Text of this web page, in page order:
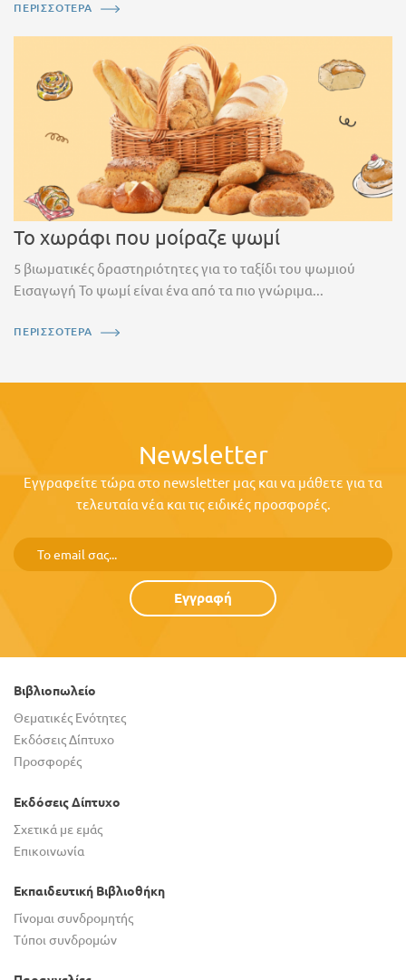
ΠΕΡΙΣΣΟΤΕΡΑ
Το χωράφι που μοίραζε ψωμί
5 βιωματικές δραστηριότητες για το ταξίδι του ψωμιού
Εισαγωγή Το ψωμί είναι ένα από τα πιο γνώριμα...
ΠΕΡΙΣΣΟΤΕΡΑ
Newsletter
Εγγραφείτε τώρα στο newsletter μας και να μάθετε για τα
τελευταία νέα και τις ειδικές προσφορές.
Εγγραφή
Βιβλιοπωλείο
Θεματικές Ενότητες
Εκδόσεις Δίπτυχο
Προσφορές
Εκδόσεις Δίπτυχο
Σχετικά με εμάς
Επικοινωνία
Εκπαιδευτική Βιβλιοθήκη
Γίνομαι συνδρομητής
Τύποι συνδρομών